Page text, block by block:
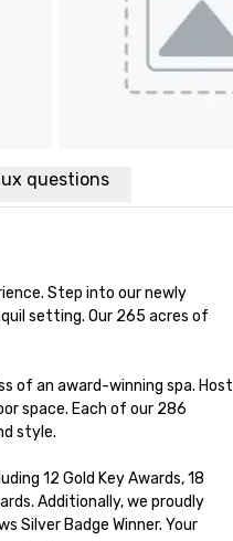
questions
Step into our newly
setting. Our 265 acres of
of an award-winning spa. Host
space. Each of our 286
style.
12 Gold Key Awards, 18
Additionally, we proudly
Silver Badge Winner. Your